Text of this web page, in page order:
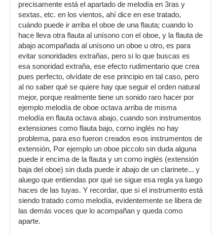
precisamente está el apartado de melodía en 3ras y
sextas, etc. en los vientos, ahí dice en ese tratado,
cuándo puede ir arriba el oboe de una flauta; cuando lo
hace lleva otra flauta al unísono con el oboe, y la flauta de
abajo acompañada al unísono un oboe u otro, es para
evitar sonoridades extrañas, pero si lo que buscas es
esa sonoridad extraña, ese efecto rudimentario que crea
pues perfecto, olvídate de ese principio en tal caso, pero
al no saber qué se quiere hay que seguir el orden natural
mejor, porque realmente tiene un sonido raro hacer por
ejemplo melodía de oboe octava arriba de misma
melodía en flauta octava abajo, cuando son instrumentos
extensiones como flauta bajo, corno inglés no hay
problema, para eso fueron creados esos instrumentos de
extensión, Por ejemplo un oboe piccolo sin duda alguna
puede ir encima de la flauta y un corno inglés (extensión
baja del oboe) sin duda puede ir abajo de un clarinete... y
aluego que entiendas por qué se sigue esa regla ya luego
haces de las tuyas. Y recordar, que si el instrumento está
siendo tratado como melodía, evidentemente se libera de
las demás voces que lo acompañan y queda como
aparte.